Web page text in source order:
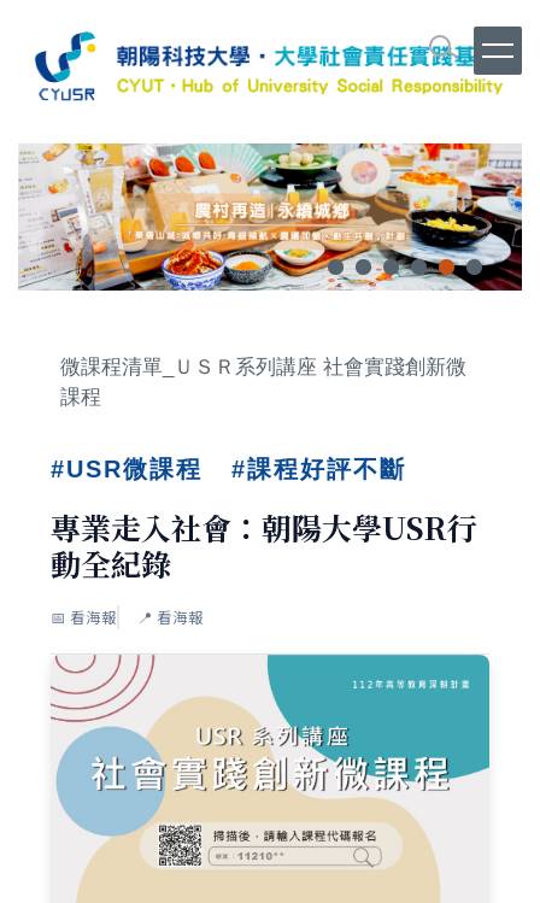
容
區
微課程清單_ＵＳＲ系列講座 社會實踐創新微
課程
#USR微課程 #課程好評不斷
專業走入社會：朝陽大學USR行
動全紀錄
📅 看海報 📍 看海報